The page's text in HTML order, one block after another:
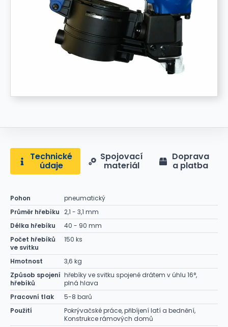
Technické
údaje
Spojovací
materiál
Doprava
a platba
Pohon
pneumatický
Průměr hřebíku
2,1 - 3,1 mm
Délka hřebíku
40 - 90 mm
Počet hřebíků
ve svitku
150 ks
Hmotnost
3,6 kg
Způsob spojení
hřebíků
hřebíky ve svitku spojené drátem v úhlu 16°,
plná hlava
Pracovní tlak
5-8 barů
Použití
Pokrývačské práce, přibíjení latí a bednění,
Konstrukce rámových domů